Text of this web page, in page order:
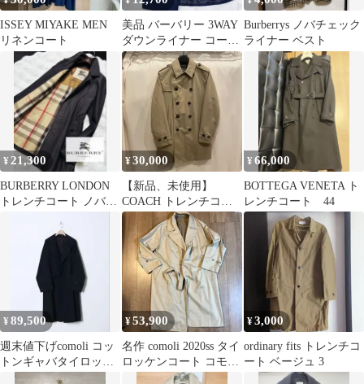
ISSEY MIYAKE MEN
リネンコート
美品 バーバリー 3WAY
ダウンライナー コート
ノバチェック M ネイビ
ー
Burberrys ノバチェック
ライナー ベスト
¥ 21,300
BURBERRY LONDON
トレンチコート ノバチ
¥30,000
【新品、未使用】
COACH トレンチコー
ト
¥66,000
BOTTEGA VENETA ト
レンチコート 44
¥89,500
週末値下げcomoli コッ
トンギャバタイロッケ
ンコート
¥53,900
名作 comoli 2020ss タイ
ロッケンコート コモリ
¥3,000
ordinary fits トレンチコ
ート ベージュ 3